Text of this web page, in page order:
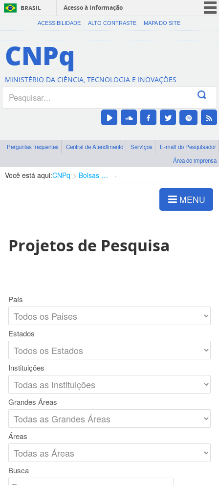
BRASIL
Acesso à informação
CORONAVÍRUS (COVID-19)
Canais
ACESSIBILIDADE ALTO CONTRASTE MAPA DO SITE
CNPq
MINISTÉRIO DA CIÊNCIA, TECNOLOGIA E INOVAÇÕES
Perguntas frequentes Central de Atendimento Serviços
E-mail do Pesquisador
Área de imprensa
Você está aqui:CNPq Bolsas e Auxílios Vigentes
MENU
Projetos de Pesquisa
País
Estados
Instituições
Grandes Áreas
Áreas
Busca